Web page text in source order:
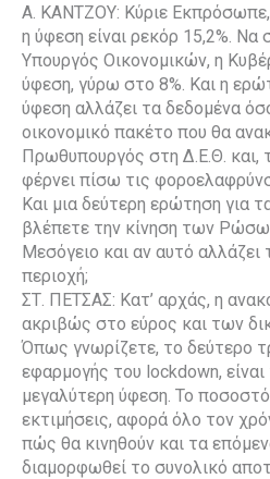
Α. ΚΑΝΤΖΟΥ: Κύριε
η ύφεση είναι ρεκόρ 15,2%. Να
Υπουργός Οικονομικών, η
ύφεση, γύρω στο 8%. Και η
ύφεση αλλάζει τα δεδομένα
οικονομικό πακέτο που θα
Πρωθυπουργός στη Δ.Ε.Θ. και,
φέρνει πίσω τις
Και μια δεύτερη ερώτηση για
βλέπετε την κίνηση των
Μεσόγειο και αν αυτό αλλάζει
περιοχή;
ΣΤ. ΠΕΤΣΑΣ: Κατ’ αρχάς, η
ακριβώς στο εύρος και των
Όπως γνωρίζετε, το δεύτερο
εφαρμογής του lockdown, είναι
μεγαλύτερη ύφεση. Το
εκτιμήσεις, αφορά όλο τον
πώς θα κινηθούν και τα
διαμορφωθεί το συνολικό